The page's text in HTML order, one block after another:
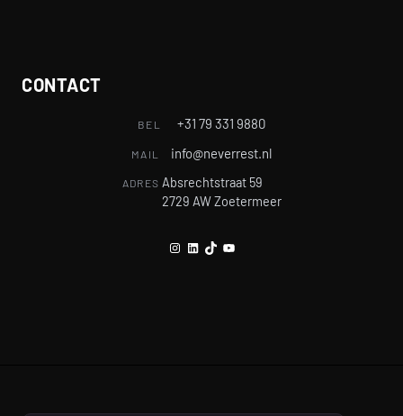
CONTACT
BEL +31 79 331 9880
MAIL info@neverrest.nl
ADRES Absrechtstraat 59
2729 AW Zoetermeer
Instagram
LinkedIn
TikTokYouTube